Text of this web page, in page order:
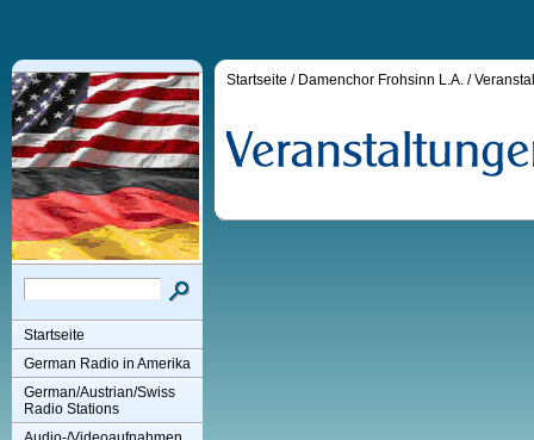
Startseite
German Radio in Amerika
German/Austrian/Swiss
Radio Stations
Startseite / Damenchor Frohsinn L.A. /